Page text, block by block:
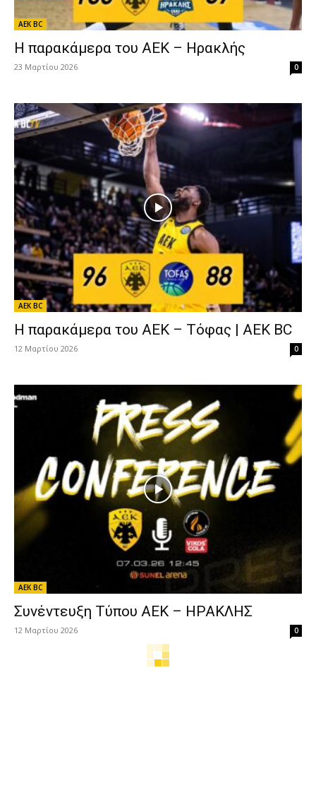
AEK BC
Η παρακάμερα του ΑΕΚ – Ηρακλής
23 Μαρτίου 2026 0
AEK BC
Η παρακάμερα του ΑΕΚ – Τόφας | AEK BC
12 Μαρτίου 2026 0
AEK BC
Συνέντευξη Τύπου ΑΕΚ – ΗΡΑΚΛΗΣ
12 Μαρτίου 2026 0